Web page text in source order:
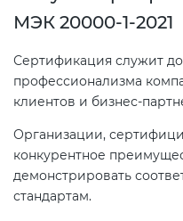
МЭК 20000-1-2021
Сертификация служит
профессионализма
клиентов и бизнес-
Организации,
конкурентное
демонстрировать
стандартам.